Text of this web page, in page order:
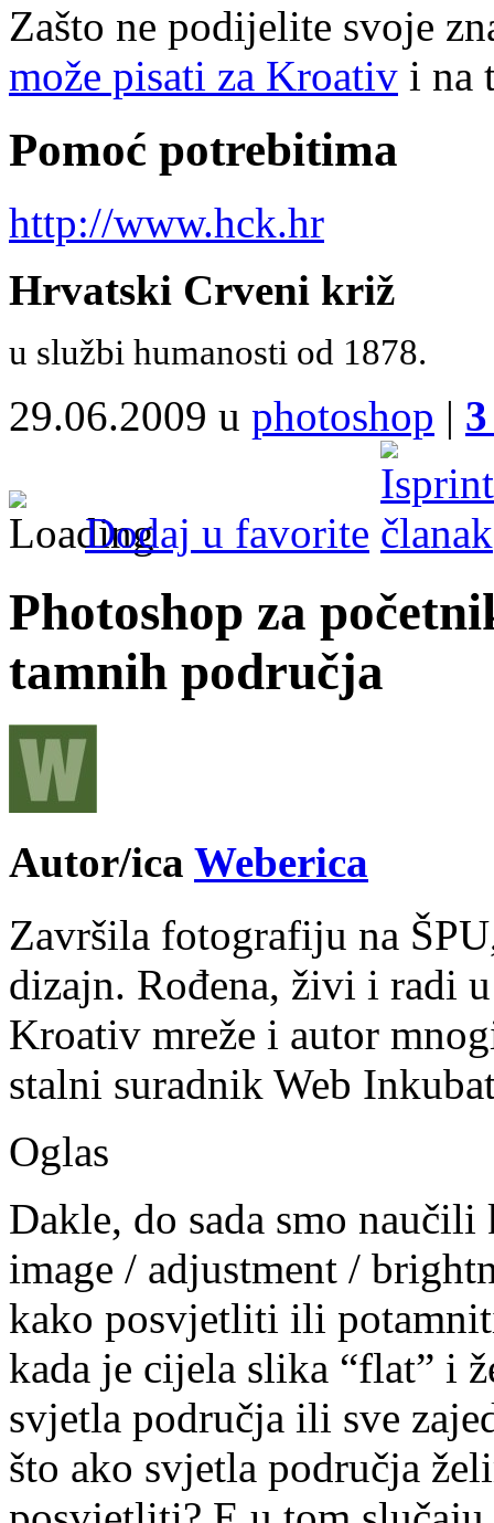
Zašto ne podijelite svoje
može pisati za Kroativ i na
Pomoć potrebitima
http://www.hck.hr
Hrvatski Crveni križ
u službi humanosti od 1878.
29.06.2009 u photoshop | 3
Dodaj u favorite
Photoshop za
tamnih područja
Autor/ica Weberica
Završila fotografiju na
dizajn. Rođena, živi i radi
Kroativ mreže i autor
stalni suradnik Web
Oglas
Dakle, do sada smo
image / adjustment /
kako posvjetliti ili
kada je cijela slika “flat” i
svjetla područja ili sve
što ako svjetla područja